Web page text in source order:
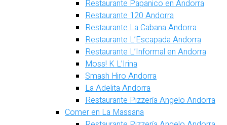
Restaurante Papanico en Andorra
Restaurante 120 Andorra
Restaurante La Cabana Andorra
Restaurante L’Escapada Andorra
Restaurante L’Informal en Andorra
Moss! K L’Irina
Smash Hiro Andorra
La Adelita Andorra
Restaurante Pizzería Angelo Andorra
Comer en La Massana